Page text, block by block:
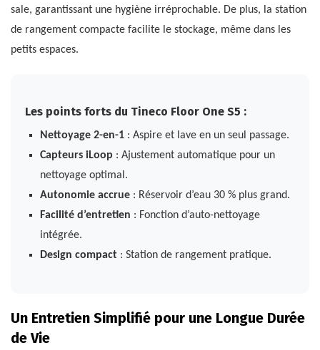
sale, garantissant une hygiène irréprochable. De plus, la station
de rangement compacte facilite le stockage, même dans les
petits espaces.
Les points forts du Tineco Floor One S5 :
Nettoyage 2-en-1: Aspire et lave en un seul passage.
Capteurs iLoop : Ajustement automatique pour un
nettoyage optimal.
Autonomie accrue: Réservoir d’eau 30 % plus grand.
Facilité d’entretien : Fonction d’auto-nettoyage
intégrée.
Design compact: Station de rangement pratique.
Un Entretien Simplifié pour une Longue Durée
de Vie